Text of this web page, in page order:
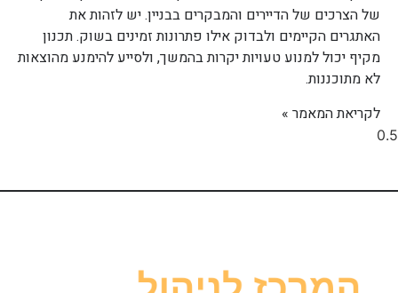
של הצרכים של הדיירים והמבקרים בבניין. יש לזהות את
האתגרים הקיימים ולבדוק אילו פתרונות זמינים בשוק. תכנון
מקיף יכול למנוע טעויות יקרות בהמשך, ולסייע להימנע מהוצאות
לא מתוכננות.
לקריאת המאמר »